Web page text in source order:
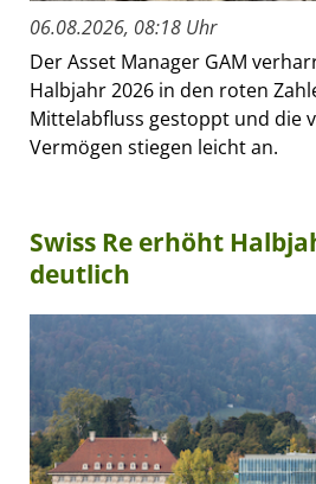
06.08.2026, 08:18 Uhr
Der Asset Manager GAM
Halbjahr 2026 in den roten
Mittelabfluss gestoppt und die
Vermögen stiegen leicht an.
Swiss Re erhöht
deutlich